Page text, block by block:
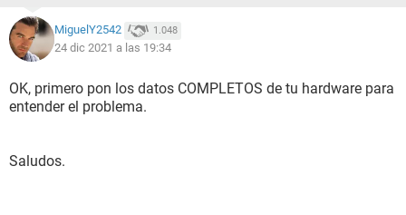
MiguelY2542 1.048
24 dic 2021 a las 19:34
OK, primero pon los datos COMPLETOS de tu hardware para
entender el problema.
Saludos.